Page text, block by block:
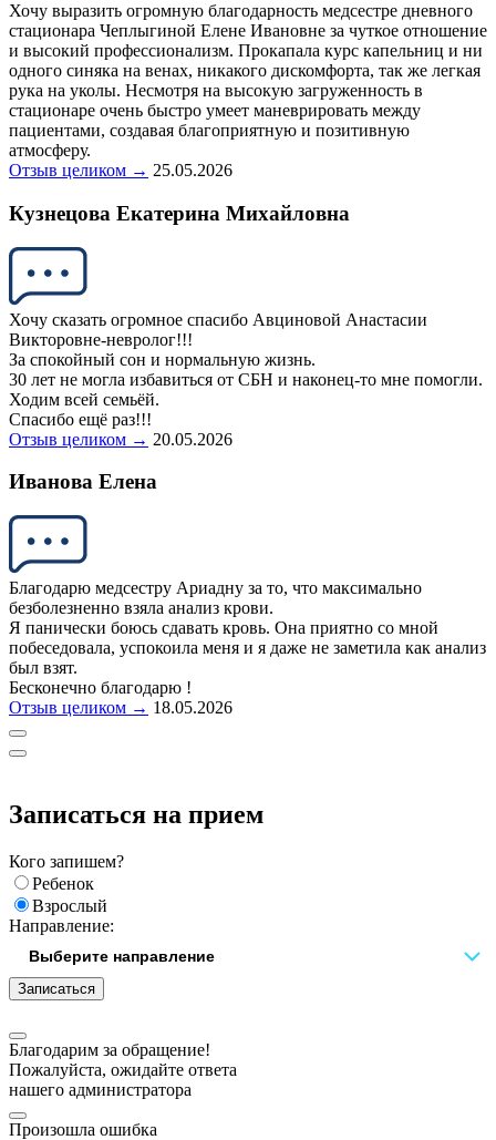
Хочу выразить огромную благодарность медсестре дневного
стационара Чеплыгиной Елене Ивановне за чуткое отношение
и высокий профессионализм. Прокапала курс капельниц и ни
одного синяка на венах, никакого дискомфорта, так же легкая
рука на уколы. Несмотря на высокую загруженность в
стационаре очень быстро умеет маневрировать между
пациентами, создавая благоприятную и позитивную
атмосферу.
Отзыв целиком → 25.05.2026
Кузнецова Екатерина Михайловна
Хочу сказать огромное спасибо Авциновой Анастасии
Викторовне-невролог!!!
За спокойный сон и нормальную жизнь.
30 лет не могла избавиться от СБН и наконец-то мне помогли.
Ходим всей семьёй.
Спасибо ещё раз!!!
Отзыв целиком → 20.05.2026
Иванова Елена
Благодарю медсестру Ариадну за то, что максимально
безболезненно взяла анализ крови.
Я панически боюсь сдавать кровь. Она приятно со мной
побеседовала, успокоила меня и я даже не заметила как анализ
был взят.
Бесконечно благодарю !
Отзыв целиком → 18.05.2026
Записаться на прием
Кого запишем?
Ребенок
Взрослый
Направление:
Записаться
Благодарим за обращение!
Пожалуйста, ожидайте ответа
нашего администратора
Произошла ошибка